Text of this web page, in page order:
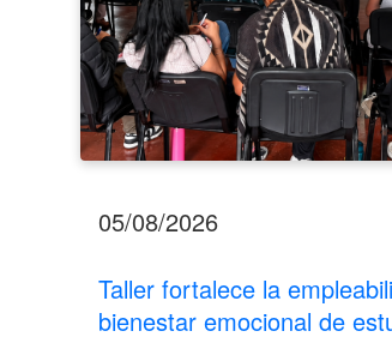
INA
Los
Santos
05/08/2026
Taller fortalece la
bienestar emocional de